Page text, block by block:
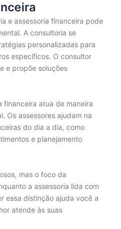
e assessoria financeira pode
A consultoria se
personalizadas para
específicos. O consultor
e propõe soluções
financeira atua de maneira
Os assessores ajudam na
do dia a dia, como
e planejamento
mas o foco da
a assessoria lida com
essa distinção ajuda você a
atende às suas